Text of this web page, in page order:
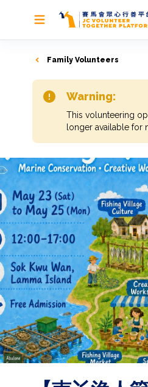
Family Volunteers
Warning:
This volunteering
longer available for